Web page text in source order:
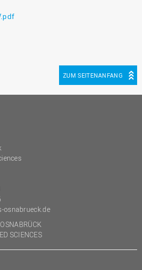
ZUM SEITENANFANG
osnabrueck.de
SCIENCES